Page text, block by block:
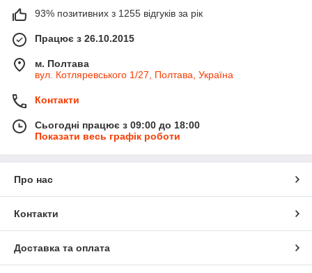
93% позитивних з 1255 відгуків за рік
Працює з 26.10.2015
м. Полтава
вул. Котляревського 1/27, Полтава, Україна
Контакти
Сьогодні працює з 09:00 до 18:00
Показати весь графік роботи
Про нас
Контакти
Доставка та оплата